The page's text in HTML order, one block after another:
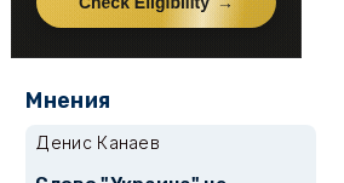
Мнения
Денис Канаев